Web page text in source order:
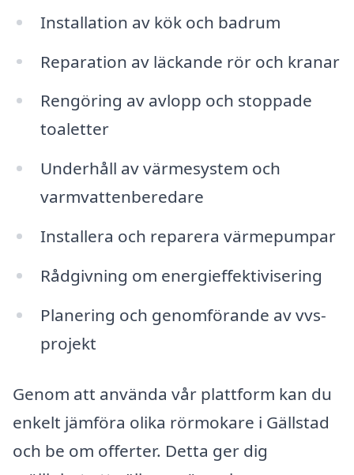
Installation av kök och badrum
Reparation av läckande rör och kranar
Rengöring av avlopp och stoppade
toaletter
Underhåll av värmesystem och
varmvattenberedare
Installera och reparera värmepumpar
Rådgivning om energieffektivisering
Planering och genomförande av vvs-
projekt
Genom att använda vår plattform kan du
enkelt jämföra olika rörmokare i Gällstad
och be om offerter. Detta ger dig